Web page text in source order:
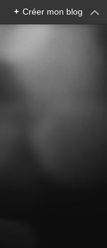
+ Créer mon blog